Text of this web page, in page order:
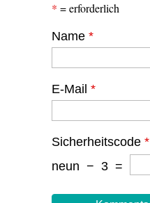
* = erforderlich
Name *
E-Mail *
Sicherheitscode *
neun − 3 =